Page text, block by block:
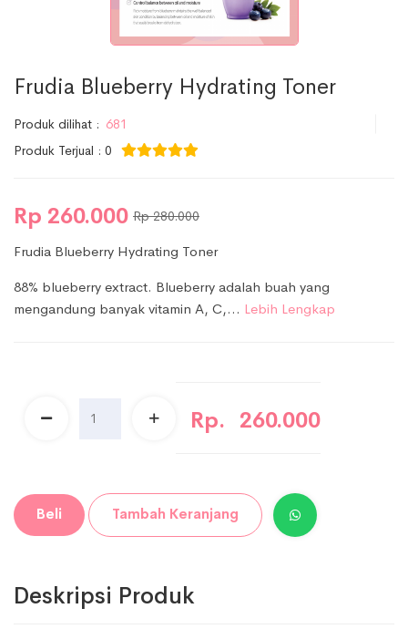
Frudia Blueberry Hydrating Toner
Produk dilihat : 681
Produk Terjual : 0
Rp 260.000 Rp 280.000
Frudia Blueberry Hydrating Toner
88% blueberry extract. Blueberry adalah buah yang
mengandung banyak vitamin A, C,… Lebih Lengkap
Rp. 260.000
Beli Tambah Keranjang
Deskripsi Produk